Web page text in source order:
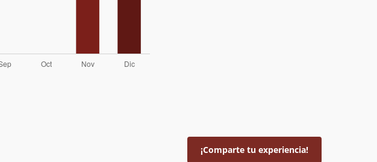
¡Comparte tu experiencia!